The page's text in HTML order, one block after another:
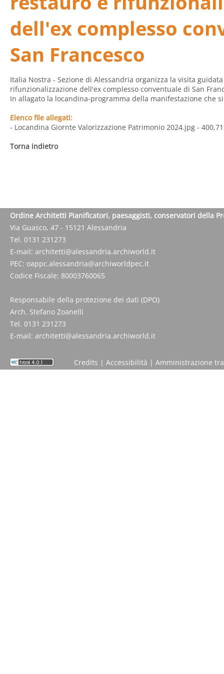
dell'ex complesso
San Francesco
Italia Nostra - Sezione di Alessandria organizza la visita
rifunzionalizzazione dell'ex complesso conventuale di San
In allagato la locandina-programma della manifestazione che
Elenco file allegati:
- Locandina Giornte Valorizzazione Patrimonio 2024.jpg -
Torna indietro
Ordine Architetti Pianificatori, paesaggisti, conservatori della
Via Guasco, 47 - 15121 Alessandria
Tel. 0131 231273
E-mail: architetti@alessandria.archiworld.it
PEC: oappc.alessandria@archiworldpec.it
Codice Fiscale: 80003760065
Responsabile della protezione dei dati (DPO)
Arch. Stefano Zoanelli
Tel. 0131 231273
E-mail: architetti@alessandria.archiworld.it
Credits | Accessibilità | Amministrazione